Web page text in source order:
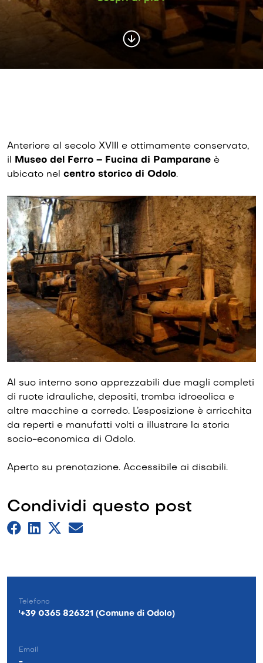
Anteriore al secolo XVIII e ottimamente conservato,
il Museo del Ferro – Fucina di Pamparane è
ubicato nel centro storico di Odolo.
Al suo interno sono apprezzabili due magli completi
di ruote idrauliche, depositi, tromba idroeolica e
altre macchine a corredo. L’esposizione è arricchita
da reperti e manufatti volti a illustrare la storia
socio-economica di Odolo.
Aperto su prenotazione. Accessibile ai disabili.
Condividi questo post
Telefono
'+39 0365 826321 (Comune di Odolo)
Email